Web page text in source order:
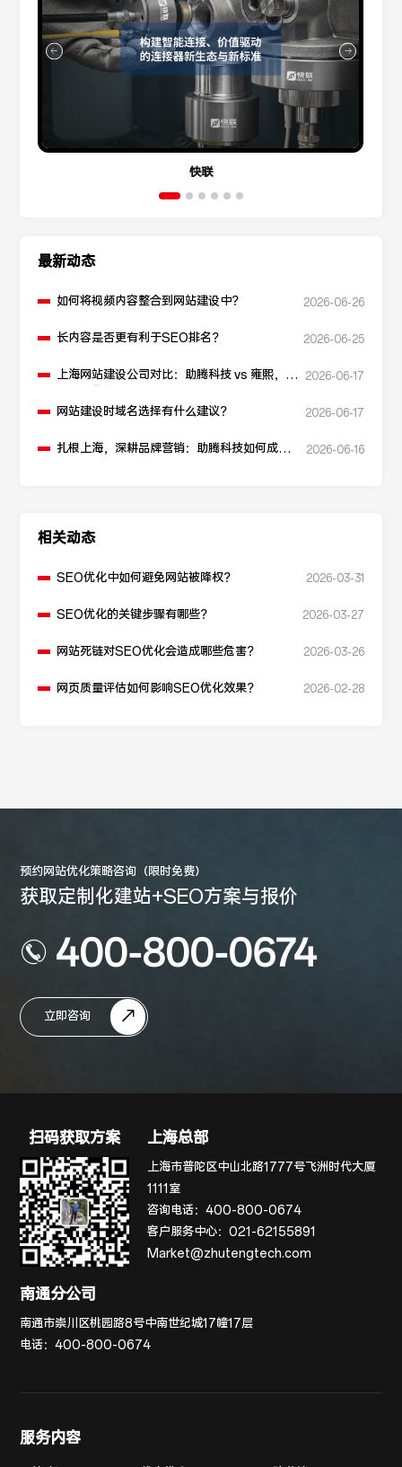
快联
最新动态
如何将视频内容整合到网站建设中？ 2026-06-26
长内容是否更有利于SEO排名？ 2026-06-25
上海网站建设公司对比：助腾科技 vs 雍熙，如
2026-06-17
网站建设时域名选择有什么建议？ 2026-06-17
扎根上海，深耕品牌营销：助腾科技如何成为
2026-06-16
相关动态
SEO优化中如何避免网站被降权？ 2026-03-31
SEO优化的关键步骤有哪些？ 2026-03-27
网站死链对SEO优化会造成哪些危害？ 2026-03-26
网页质量评估如何影响SEO优化效果？ 2026-02-28
预约网站优化策略咨询（限时免费）
获取定制化建站+SEO方案与报价
400-800-0674
立即咨询
扫码获取方案 上海总部
上海市普陀区中山北路1777号飞洲时代大厦
1111室
咨询电话：400-800-0674
客户服务中心：021-62155891
Market@zhutengtech.com
南通分公司
南通市崇川区桃园路8号中南世纪城17幢17层
电话：400-800-0674
服务内容